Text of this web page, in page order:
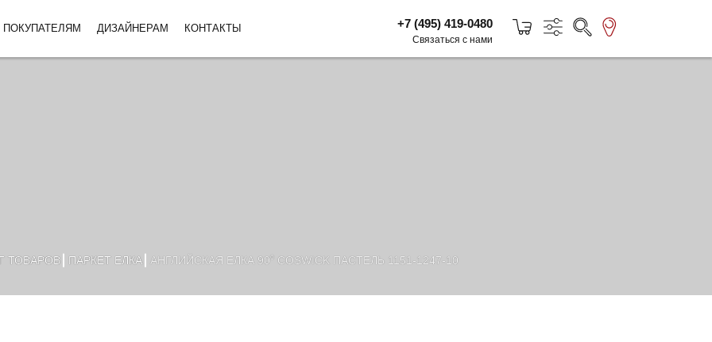
ПОКУПАТЕЛЯМ ДИЗАЙНЕРАМ КОНТАКТЫ +7 (495) 419-0480
Связаться с нами
ТОВАРОВ ПАРКЕТ ЕЛКА АНГЛИЙСКАЯ ЕЛКА 90⁰ COSWICK ПАСТЕЛЬ 1151-1247-10